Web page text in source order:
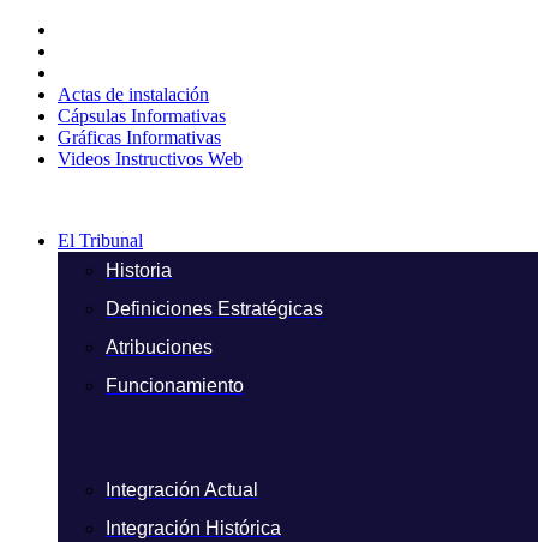
contenido
Actas de instalación
Cápsulas Informativas
Gráficas Informativas
Videos Instructivos Web
El Tribunal
Historia
Definiciones Estratégicas
Atribuciones
Funcionamiento
Integración Actual
Integración Histórica